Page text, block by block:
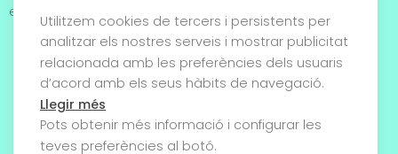
els drets reservats
Termes i condicions
Política de cookies
Utilitzem cookies de tercers i persistents per
analitzar els nostres serveis i mostrar publicitat
relacionada amb les preferències dels usuaris
d’acord amb els seus hàbits de navegació.
Llegir més
Pots obtenir més informació i configurar les
teves preferències al botó.